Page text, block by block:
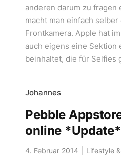
anderen darum zu fragen
macht man einfach
Frontkamera. Apple hat
auch eigens eine Sektion
beinhaltet, die für Selfies
Johannes
Pebble
online *Update*
4. Februar 2014 Lifestyle